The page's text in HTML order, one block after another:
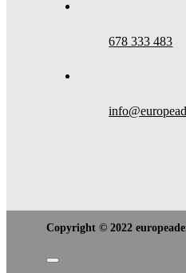
678 333 483
Copyright © 2022
Toggle